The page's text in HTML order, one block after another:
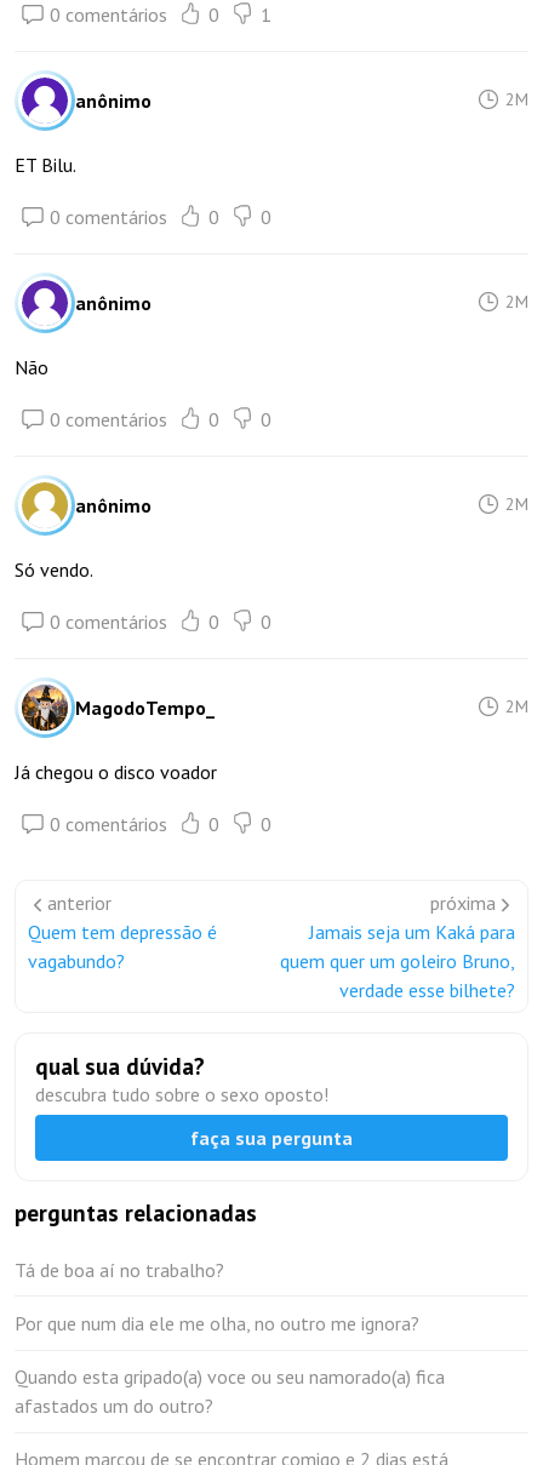
0 comentários 0 1
anônimo 2M
ET Bilu.
0 comentários 0 0
anônimo 2M
Não
0 comentários 0 0
anônimo 2M
Só vendo.
0 comentários 0 0
MagodoTempo_ 2M
Já chegou o disco voador
0 comentários 0 0
anterior
Quem tem depressão é
vagabundo?
próxima
Jamais seja um Kaká para
quem quer um goleiro Bruno,
verdade esse bilhete?
qual sua dúvida?
descubra tudo sobre o sexo oposto!
faça sua pergunta
perguntas relacionadas
Tá de boa aí no trabalho?
Por que num dia ele me olha, no outro me ignora?
Quando esta gripado(a) voce ou seu namorado(a) fica
afastados um do outro?
Homem marcou de se encontrar comigo e 2 dias está